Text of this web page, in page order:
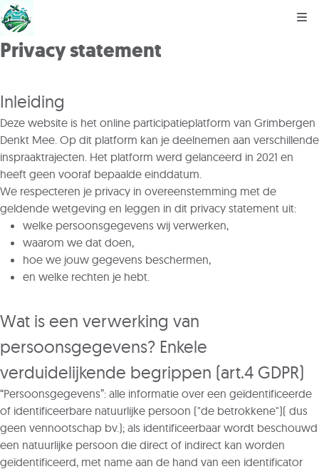
Privacy statement
Inleiding
Deze website is het online participatieplatform van Grimbergen
Denkt Mee. Op dit platform kan je deelnemen aan verschillende
inspraaktrajecten. Het platform werd gelanceerd in 2021 en
heeft geen vooraf bepaalde einddatum.
We respecteren je privacy in overeenstemming met de
geldende wetgeving en leggen in dit privacy statement uit:
welke persoonsgegevens wij verwerken,
waarom we dat doen,
hoe we jouw gegevens beschermen,
en welke rechten je hebt.
Wat is een verwerking van
persoonsgegevens? Enkele
verduidelijkende begrippen (art.4 GDPR)
“Persoonsgegevens”: alle informatie over een geïdentificeerde
of identificeerbare natuurlijke persoon ("de betrokkene")( dus
geen vennootschap bv.); als identificeerbaar wordt beschouwd
een natuurlijke persoon die direct of indirect kan worden
geïdentificeerd, met name aan de hand van een identificator